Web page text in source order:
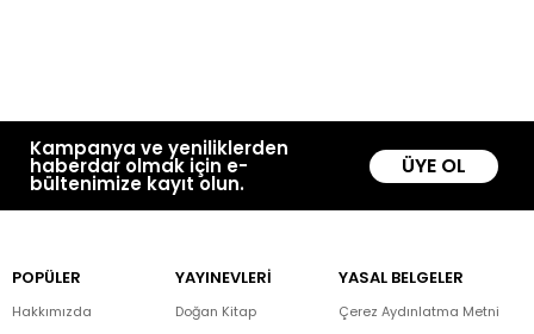
Kampanya ve yeniliklerden
haberdar olmak için e-
bültenimize kayıt olun.
ÜYE OL
POPÜLER
Hakkımızda
YAYINEVLERİ
Doğan Kitap
YASAL BELGELER
Çerez Aydınlatma Metni